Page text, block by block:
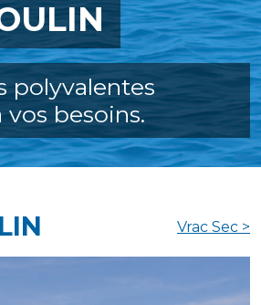
polyvalentes
vos besoins.
Vrac Sec >